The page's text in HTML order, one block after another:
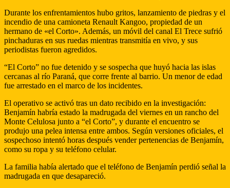
Durante los enfrentamientos hubo gritos, lanzamiento de piedras y el
incendio de una camioneta Renault Kangoo, propiedad de un
hermano de «el Corto». Además, un móvil del canal El Trece sufrió
pinchaduras en sus ruedas mientras transmitía en vivo, y sus
periodistas fueron agredidos.
“El Corto” no fue detenido y se sospecha que huyó hacia las islas
cercanas al río Paraná, que corre frente al barrio. Un menor de edad
fue arrestado en el marco de los incidentes.
El operativo se activó tras un dato recibido en la investigación:
Benjamín habría estado la madrugada del viernes en un rancho del
Monte Celulosa junto a “el Corto”, y durante el encuentro se
produjo una pelea intensa entre ambos. Según versiones oficiales, el
sospechoso intentó horas después vender pertenencias de Benjamín,
como su ropa y su teléfono celular.
La familia había alertado que el teléfono de Benjamín perdió señal la
madrugada en que desapareció.